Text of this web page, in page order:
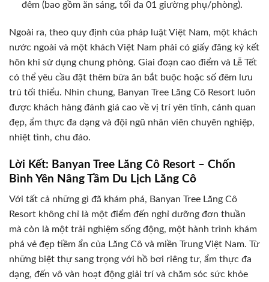
đêm (bao gồm ăn sáng, tối đa 01 giường phụ/phòng).
Ngoài ra, theo quy định của pháp luật Việt Nam, một khách
nước ngoài và một khách Việt Nam phải có giấy đăng ký kết
hôn khi sử dụng chung phòng. Giai đoạn cao điểm và Lễ Tết
có thể yêu cầu đặt thêm bữa ăn bắt buộc hoặc số đêm lưu
trú tối thiểu. Nhìn chung, Banyan Tree Lăng Cô Resort luôn
được khách hàng đánh giá cao về vị trí yên tĩnh, cảnh quan
đẹp, ẩm thực đa dạng và đội ngũ nhân viên chuyên nghiệp,
nhiệt tình, chu đáo.
Lời Kết: Banyan Tree Lăng Cô Resort – Chốn
Bình Yên Nâng Tầm Du Lịch Lăng Cô
Với tất cả những gì đã khám phá, Banyan Tree Lăng Cô
Resort không chỉ là một điểm đến nghỉ dưỡng đơn thuần
mà còn là một trải nghiệm sống động, một hành trình khám
phá vẻ đẹp tiềm ẩn của Lăng Cô và miền Trung Việt Nam. Từ
những biệt thự sang trọng với hồ bơi riêng tư, ẩm thực đa
dạng, đến vô vàn hoạt động giải trí và chăm sóc sức khỏe